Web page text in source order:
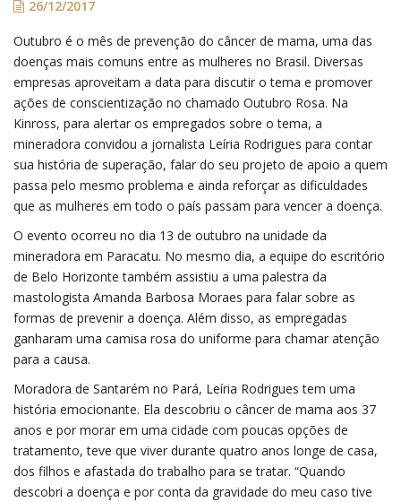
26/12/2017
Outubro é o mês de prevenção do câncer de mama, uma das
doenças mais comuns entre as mulheres no Brasil. Diversas
empresas aproveitam a data para discutir o tema e promover
ações de conscientização no chamado Outubro Rosa. Na
Kinross, para alertar os empregados sobre o tema, a
mineradora convidou a jornalista Leíria Rodrigues para contar
sua história de superação, falar do seu projeto de apoio a quem
passa pelo mesmo problema e ainda reforçar as dificuldades
que as mulheres em todo o país passam para vencer a doença.
O evento ocorreu no dia 13 de outubro na unidade da
mineradora em Paracatu. No mesmo dia, a equipe do escritório
de Belo Horizonte também assistiu a uma palestra da
mastologista Amanda Barbosa Moraes para falar sobre as
formas de prevenir a doença. Além disso, as empregadas
ganharam uma camisa rosa do uniforme para chamar atenção
para a causa.
Moradora de Santarém no Pará, Leíria Rodrigues tem uma
história emocionante. Ela descobriu o câncer de mama aos 37
anos e por morar em uma cidade com poucas opções de
tratamento, teve que viver durante quatro anos longe de casa,
dos filhos e afastada do trabalho para se tratar. “Quando
descobri a doença e por conta da gravidade do meu caso tive